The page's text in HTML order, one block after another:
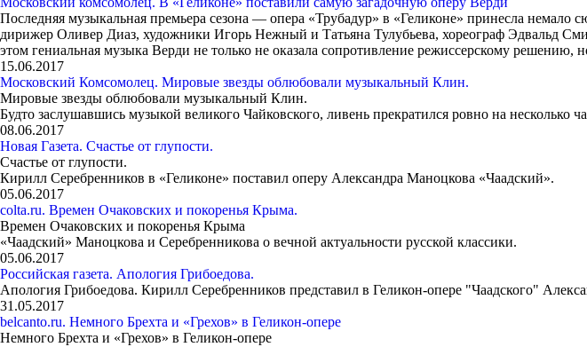
Последняя музыкальная премьера сезона — опера «Трубадур» в «Геликоне» принесла
дирижер Оливер Диаз, художники Игорь Нежный и Татьяна Тулубьева, хореограф Эдвальд
этом гениальная музыка Верди не только не оказала сопротивление режиссерскому решению,
15.06.2017
Московский Комсомолец. Мировые звезды облюбовали музыкальный Клин.
Мировые звезды облюбовали музыкальный Клин.
Будто заслушавшись музыкой великого Чайковского, ливень прекратился ровно на несколько
08.06.2017
Новая Газета. Счастье от глупости.
Счастье от глупости.
Кирилл Серебренников в «Геликоне» поставил оперу Александра Маноцкова «Чаадский».
05.06.2017
colta.ru. Времен Очаковских и покоренья Крыма.
Времен Очаковских и покоренья Крыма
«Чаадский» Маноцкова и Серебренникова о вечной актуальности русской классики.
05.06.2017
Российская газета. Апология Грибоедова.
Апология Грибоедова. Кирилл Серебренников представил в Геликон-опере "Чаадского"
31.05.2017
belcanto.ru. Немного Брехта и «Грехов» в Геликон-опере
Немного Брехта и «Грехов» в Геликон-опере